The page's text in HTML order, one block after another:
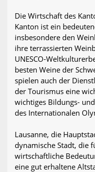
Die Wirtschaft des
Kanton ist ein
insbesondere den
ihre terrassierten
UNESCO-
besten Weine der
spielen auch der
der Tourismus eine
wichtiges Bildungs-
des Internationalen
Lausanne, die
dynamische Stadt, die
wirtschaftliche
eine gut erhaltene